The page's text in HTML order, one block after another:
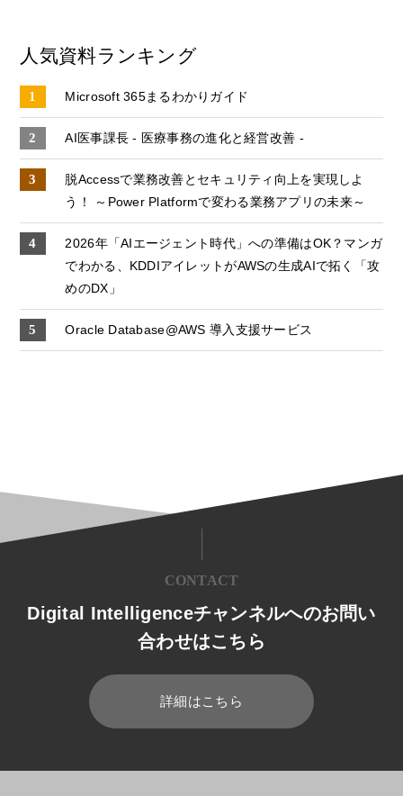
人気資料ランキング
Microsoft 365まるわかりガイド
AI医事課長 - 医療事務の進化と経営改善 -
脱Accessで業務改善とセキュリティ向上を実現しよ
う！ ～Power Platformで変わる業務アプリの未来～
2026年「AIエージェント時代」への準備はOK？マンガ
でわかる、KDDIアイレットがAWSの生成AIで拓く「攻
めのDX」
Oracle Database@AWS 導入支援サービス
CONTACT
Digital Intelligenceチャンネルへのお問い
合わせはこちら
詳細はこちら